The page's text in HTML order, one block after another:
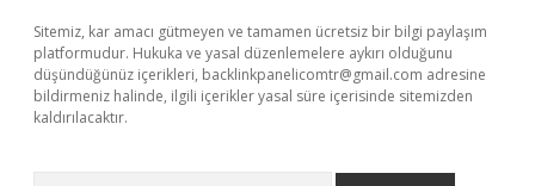
Sitemiz, kar amacı gütmeyen ve tamamen ücretsiz bir bilgi paylaşım
platformudur. Hukuka ve yasal düzenlemelere aykırı olduğunu
düşündüğünüz içerikleri, backlinkpanelicomtr@gmail.com adresine
bildirmeniz halinde, ilgili içerikler yasal süre içerisinde sitemizden
kaldırılacaktır.